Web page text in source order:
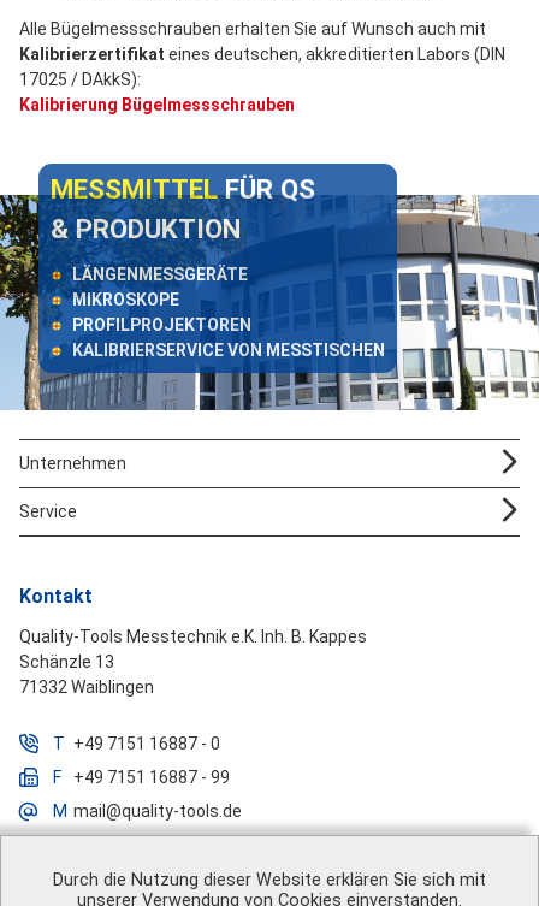
Durch die Nutzung dieser Website erklären Sie sich mit
unserer Verwendung von Cookies einverstanden.
Alle Bügelmessschrauben erhalten Sie auf Wunsch auch mit
Kalibrierzertifikat eines deutschen, akkreditierten Labors (DIN
17025 / DAkkS):
Kalibrierung Bügelmessschrauben
MESSMITTELFÜR QS
& PRODUKTION
LÄNGENMESSGERÄTE
MIKROSKOPE
PROFILPROJEKTOREN
KALIBRIERSERVICE VON MESSTISCHEN
Kontakt
Quality-Tools Messtechnik e.K. Inh. B. Kappes
Schänzle 13
71332 Waiblingen
T +49 7151 16887 - 0
F
+49 7151 16887 - 99
M mail@quality-tools.de
Unternehmen
Service